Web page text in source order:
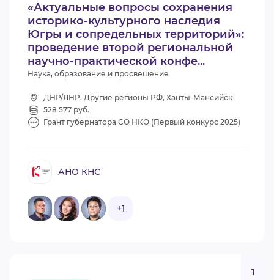
«Актуальные вопросы сохранения
историко-культурного наследия
Югры и сопредельных территорий»:
проведение второй региональной
научно-практической конфе...
Наука, образование и просвещение
ДНР/ЛНР, Другие регионы РФ, Ханты-Мансийск
528 577 руб.
Грант губернатора СО НКО (Первый конкурс 2025)
АНО КНС
+1
1